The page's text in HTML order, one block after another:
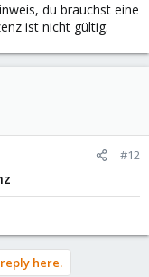
du brauchst eine
ist nicht gültig.
#12
here.